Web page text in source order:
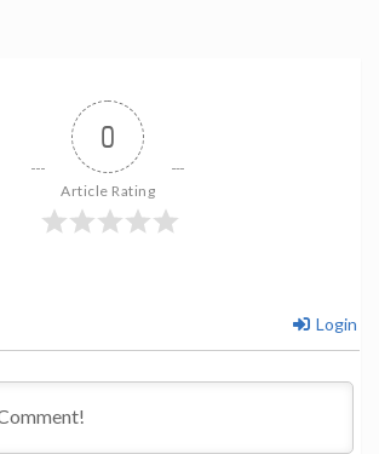
0
Article Rating
Login